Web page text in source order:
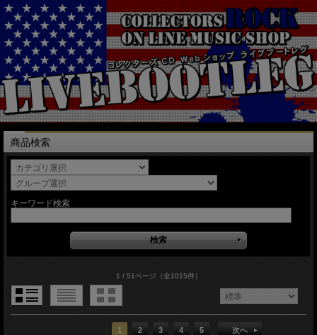
商品検索
キーワード検索
1 / 51ページ （全1015件）
1 2 3 4 5 次へ